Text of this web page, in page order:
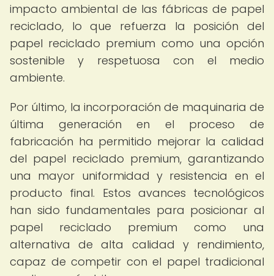
impacto ambiental de las fábricas de papel
reciclado, lo que refuerza la posición del
papel reciclado premium como una opción
sostenible y respetuosa con el medio
ambiente.
Por último, la incorporación de maquinaria de
última generación en el proceso de
fabricación ha permitido mejorar la calidad
del papel reciclado premium, garantizando
una mayor uniformidad y resistencia en el
producto final. Estos avances tecnológicos
han sido fundamentales para posicionar al
papel reciclado premium como una
alternativa de alta calidad y rendimiento,
capaz de competir con el papel tradicional